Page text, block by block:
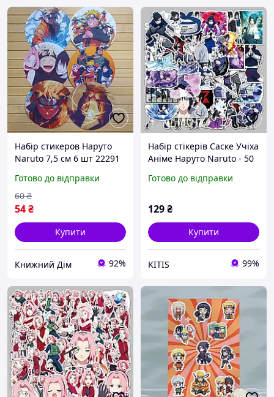
Набір стикеров Наруто
Naruto 7,5 см 6 шт 22291
Готово до відправки
54₴
60 ₴
Купити
Книжний Дім 92%
Набір стікерів Саске Учіха
Аніме Наруто Naruto - 50
різних поверхонь
Готово до відправки
129₴
Купити
KITIS 99%